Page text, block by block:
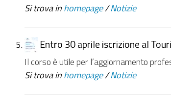
Si trova in homepage /Notizie
Entro 30 aprile iscrizione al
Il corso è utile per l’aggiornamento
Si trova in homepage /Notizie